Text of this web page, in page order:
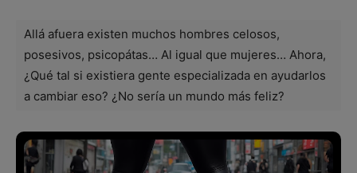
Allá afuera existen muchos hombres celosos,
posesivos, psicopátas… Al igual que mujeres… Ahora,
¿Qué tal si existiera gente especializada en ayudarlos
a cambiar eso? ¿No sería un mundo más feliz?